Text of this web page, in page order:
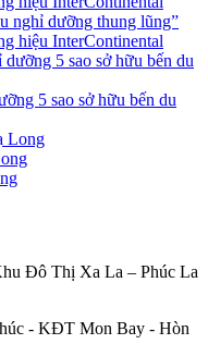
nghỉ dưỡng thung lũng”
hiệu InterContinental
5 sao sở hữu bến du
Đô Thị Xa La – Phúc La
- KĐT Mon Bay - Hòn